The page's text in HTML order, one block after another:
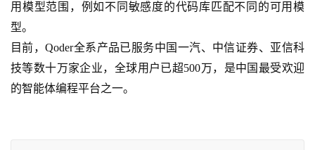
用模型范围，例如不同敏感度的代码库匹配不同的可用模
型。
目前，Qoder全系产品已服务中国一汽、中信证券、亚信科
技等数十万家企业，全球用户已超500万，是中国最受欢迎
的智能体编程平台之一。